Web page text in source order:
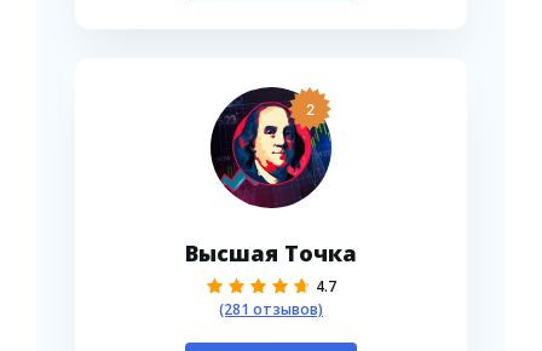
2
Высшая Точка
4.7
(281 отзывов)